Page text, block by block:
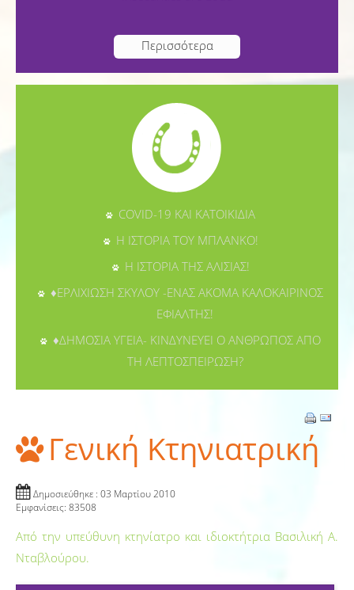
Περισσότερα
COVID-19 ΚΑΙ ΚΑΤΟΙΚΙΔΙΑ
Η ΙΣΤΟΡΙΑ ΤΟΥ ΜΠΛΑΝΚΟ!
Η ΙΣΤΟΡΙΑ ΤΗΣ ΑΛΙΣΙΑΣ!
♦ΕΡΛΙΧΙΩΣΗ ΣΚΥΛΟΥ -ΕΝΑΣ ΑΚΟΜΑ ΚΑΛΟΚΑΙΡΙΝΟΣ
ΕΦΙΑΛΤΗΣ!
♦ΔΗΜΟΣΙΑ ΥΓΕΙΑ- ΚΙΝΔΥΝΕΥΕΙ Ο ΑΝΘΡΩΠΟΣ ΑΠΟ
ΤΗ ΛΕΠΤΟΣΠΕΙΡΩΣΗ?
Γενική Κτηνιατρική
Δημοσιεύθηκε : 03 Μαρτίου 2010
Εμφανίσεις: 83508
Από την υπεύθυνη κτηνίατρο και ιδιοκτήτρια Βασιλική Α.
Νταβλούρου.